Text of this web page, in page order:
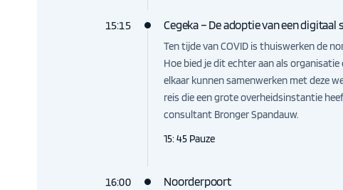
15:15 Cegeka – De adoptie van een
Ten tijde van COVID is thuiswerken de
Hoe bied je dit echter aan als
elkaar kunnen samenwerken met deze
reis die een grote overheidsinstantie
consultant Bronger Spandauw.
15: 45 Pauze
16:00 Noorderpoort